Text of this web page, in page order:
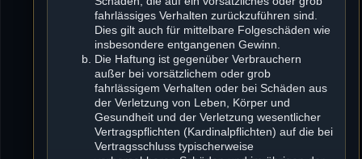
fahrlässiges Verhalten zurückzuführen sind.
Dies gilt auch für mittelbare Folgeschäden wie
insbesondere entgangenen Gewinn.
Die Haftung ist gegenüber Verbrauchern
außer bei vorsätzlichem oder grob
fahrlässigem Verhalten oder bei Schäden aus
der Verletzung von Leben, Körper und
Gesundheit und der Verletzung wesentlicher
Vertragspflichten (Kardinalpflichten) auf die bei
Vertragsschluss typischerweise